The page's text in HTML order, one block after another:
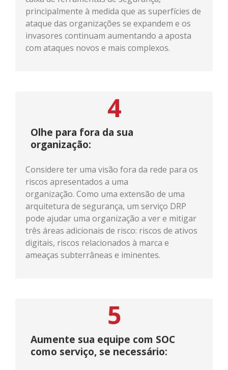
principalmente à medida que as superfícies de
ataque das organizações se expandem e os
invasores continuam aumentando a aposta
com ataques novos e mais complexos.
4
Olhe para fora da sua
organização:
Considere ter uma visão fora da rede para os
riscos apresentados a uma
organização. Como uma extensão de uma
arquitetura de segurança, um serviço DRP
pode ajudar uma organização a ver e mitigar
três áreas adicionais de risco: riscos de ativos
digitais, riscos relacionados à marca e
ameaças subterrâneas e iminentes.
5
Aumente sua equipe com SOC
como serviço, se necessário: